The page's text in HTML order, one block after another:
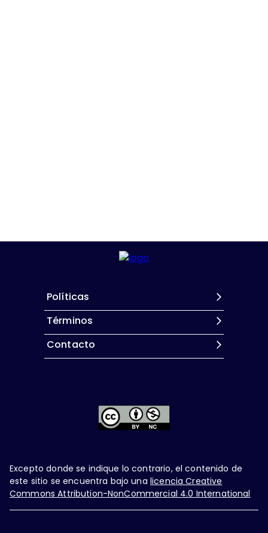
Políticas
Términos
Contacto
Excepto donde se indique lo contrario, el contenido de
este sitio se encuentra bajo una licencia Creative
Commons Attribution-NonCommercial 4.0 International